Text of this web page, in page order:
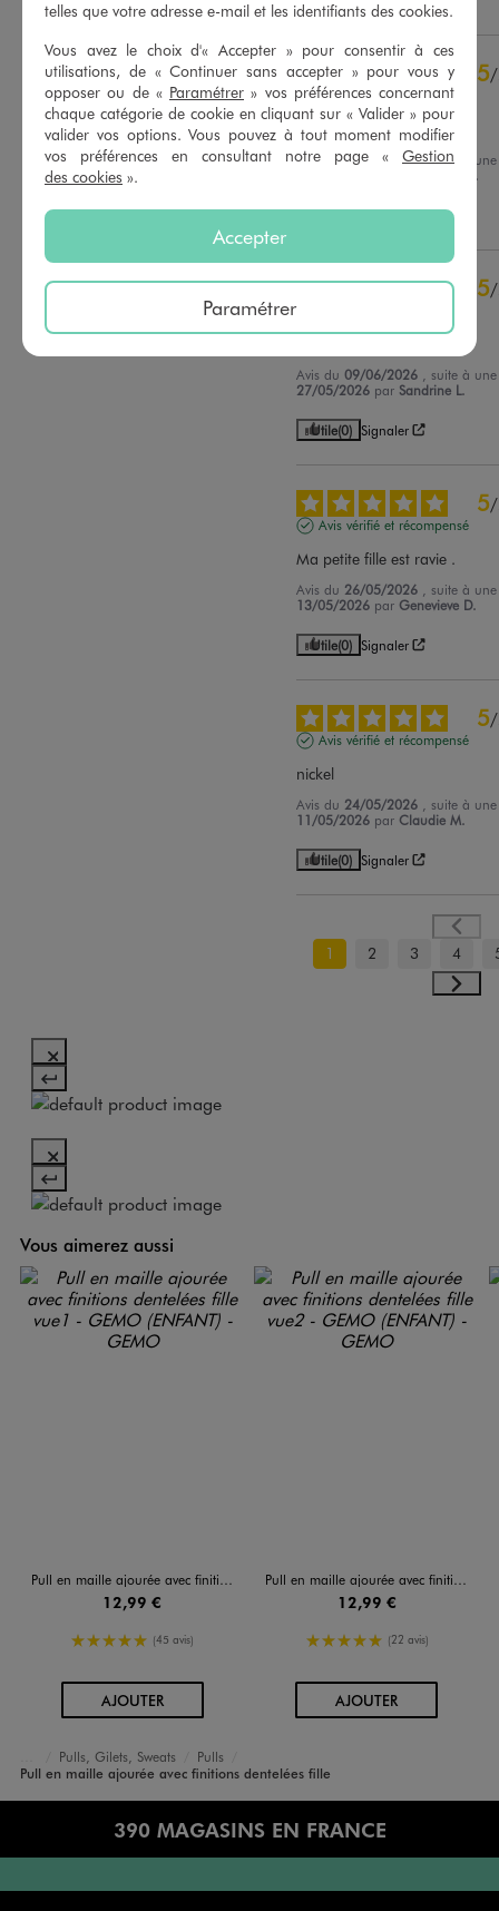
Voir tous les avis sur ce site
5étoiles
30
4étoiles
4
3étoiles
1
2étoiles
0
1étoile 0
Trier les avis
5/
Avis vérifié et récompensé
Très beau
Avis du19/07/2026 , suite à
Bernadette D.
Utile(0) Signaler
5/
Avis du09/06/2026
, suite à
27/05/2026 par Sandrine L.
Utile(0) Signaler
5/
Avis vérifié et récompensé
Ma petite fille est ravie .
Avis du 26/05/2026
, suite à
13/05/2026 par Genevieve D.
Utile(0) Signaler
5/
Avis vérifié et récompensé
nickel
Avis du 24/05/2026
, suite à
11/05/2026 parClaudie M.
Utile(0) Signaler
1 2 3 4
Vous aimerez aussi
Pull en maille ajourée avec finitions dentelées fille
12,99 €
5/5 de moyenne
(45 avis)
AJOUTERAU PANIER
Pull en maille ajourée avec finitions dentelées fille
12,99 €
5/5 de moyenne
(22 avis)
AJOUTERAU PANIER
Accueil
Fille
Vêtements
Pulls, Gilets, Sweats
Pulls
Pull en maille ajourée avec finitions dentelées fille
390 MAGASINS EN FRANCE
telles que votre adresse e-mail et les identifiants des cookies.
Vous avez le choix d'« Accepter » pour consentir à ces
utilisations, de « Continuer sans accepter » pour vous y
opposer ou de « Paramétrer » vos préférences concernant
chaque catégorie de cookie en cliquant sur « Valider » pour
valider vos options. Vous pouvez à tout moment modifier
vos préférences en consultant notre page « Gestion
des cookies ».
Accepter
Paramétrer